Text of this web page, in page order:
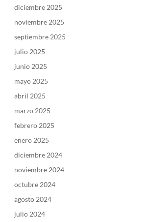
diciembre 2025
noviembre 2025
septiembre 2025
julio 2025
junio 2025
mayo 2025
abril 2025
marzo 2025
febrero 2025
enero 2025
diciembre 2024
noviembre 2024
octubre 2024
agosto 2024
julio 2024